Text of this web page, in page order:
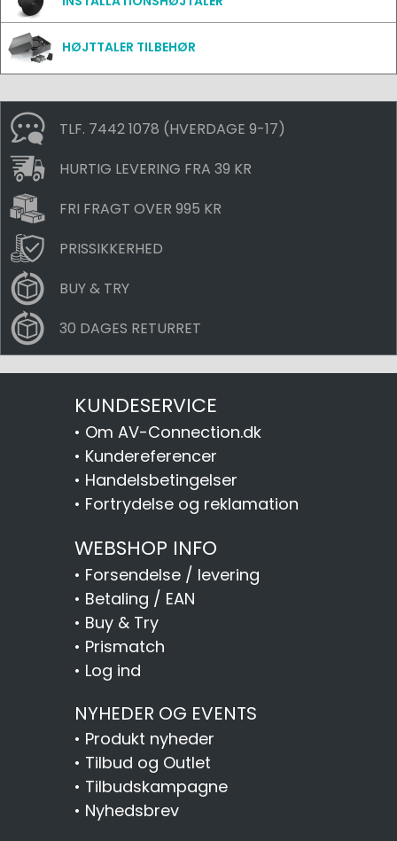
HØJTTALER TILBEHØR
TLF. 7442 1078 (HVERDAGE 9-17)
HURTIG LEVERING FRA 39 KR
FRI FRAGT OVER 995 KR
PRISSIKKERHED
BUY & TRY
30 DAGES RETURRET
KUNDESERVICE
• Om AV-Connection.dk
• Kundereferencer
• Handelsbetingelser
• Fortrydelse og reklamation
WEBSHOP INFO
• Forsendelse / levering
• Betaling / EAN
• Buy & Try
• Prismatch
• Log ind
NYHEDER OG EVENTS
• Produkt nyheder
• Tilbud og Outlet
• Tilbudskampagne
• Nyhedsbrev